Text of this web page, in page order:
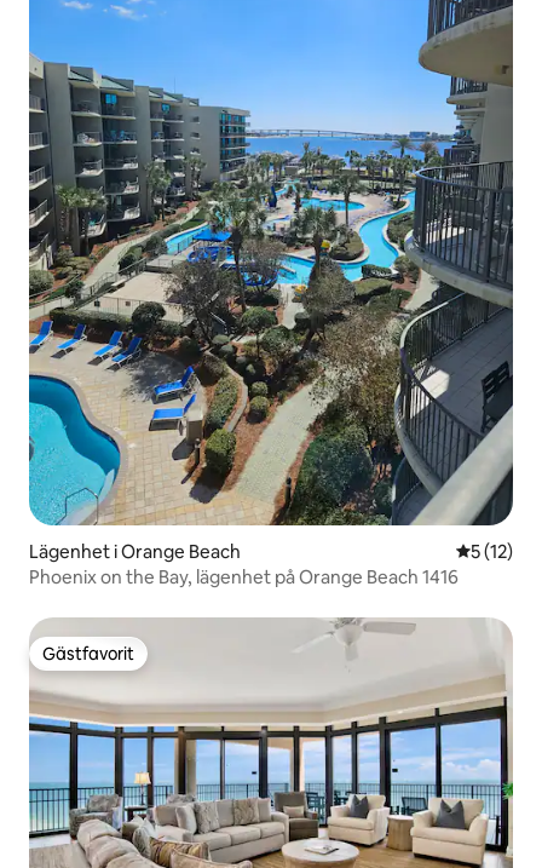
Lägenhet i Orange Beach 5 av 5 i
5 (12)
Phoenix on the Bay, lägenhet på Orange Beach 1416
Gästfavorit
Gästfavorit